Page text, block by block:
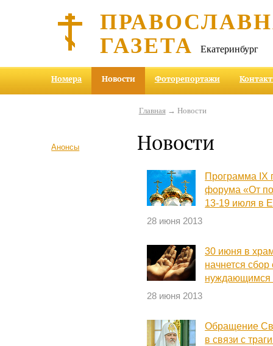
ГАЗЕТА Екатеринбург
Номера Новости Фоторепортажи
Анонсы
Главная→ Новости
Новости
Программа IX
форума «От
13-19 июля в
28 июня 2013
30 июня в
начнется
нуждающимся
28 июня 2013
Обращение
в связи с